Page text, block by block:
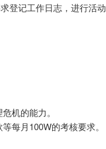
登记工作日志，进行活动
机的能力。
每月100W的考核要求。